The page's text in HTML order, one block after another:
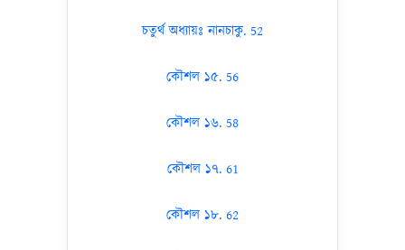
চতুর্থ অধ্যায়ঃ নানচাকু. 52
কৌশল ১৫. 56
কৌশল ১৬. 58
কৌশল ১৭. 61
কৌশল ১৮. 62